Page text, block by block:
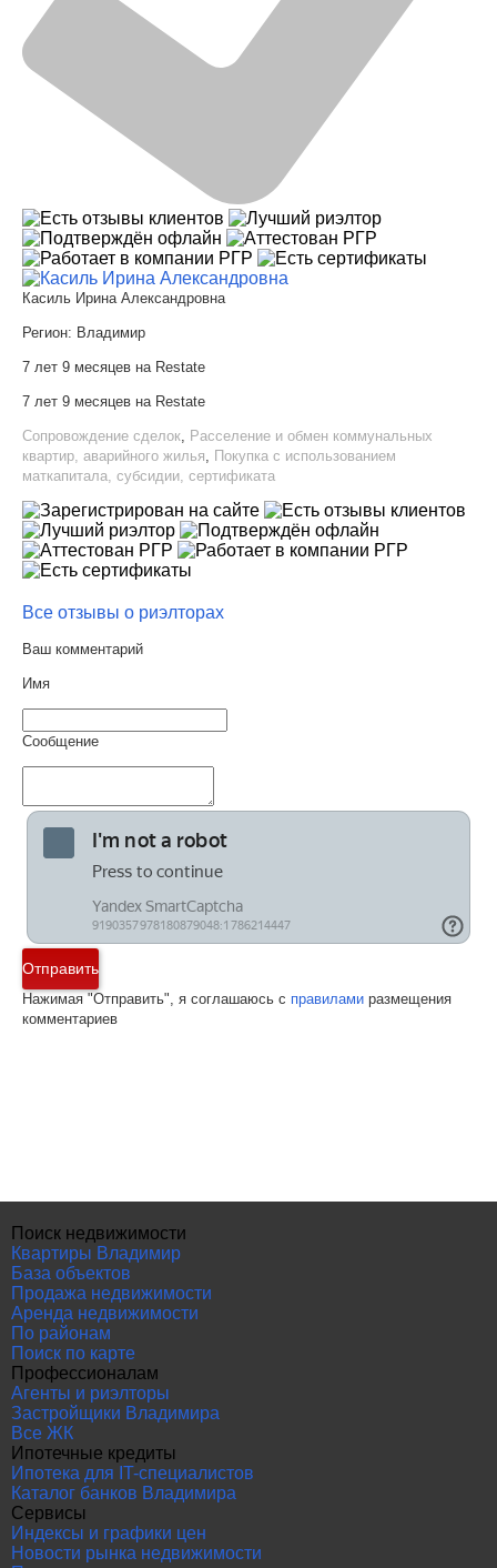
Касиль Ирина Александровна
Регион: Владимир
7 лет 9 месяцев на Restate
7 лет 9 месяцев на Restate
Сопровождение сделок Расселение и обмен коммунальных
квартир, аварийного жилья
Покупка с использованием
маткапитала, субсидии, сертификата
Все отзывы о риэлторах
Ваш комментарий
Имя
Сообщение
Отправить
Нажимая "Отправить", я соглашаюсь с правилами размещения
комментариев
Поиск недвижимости
Квартиры Владимир
База объектов
Продажа недвижимости
Аренда недвижимости
По районам
Поиск по карте
Профессионалам
Агенты и риэлторы
Застройщики Владимира
Все ЖК
Ипотечные кредиты
Ипотека для IT-специалистов
Каталог банков Владимира
Сервисы
Индексы и графики цен
Новости рынка недвижимости